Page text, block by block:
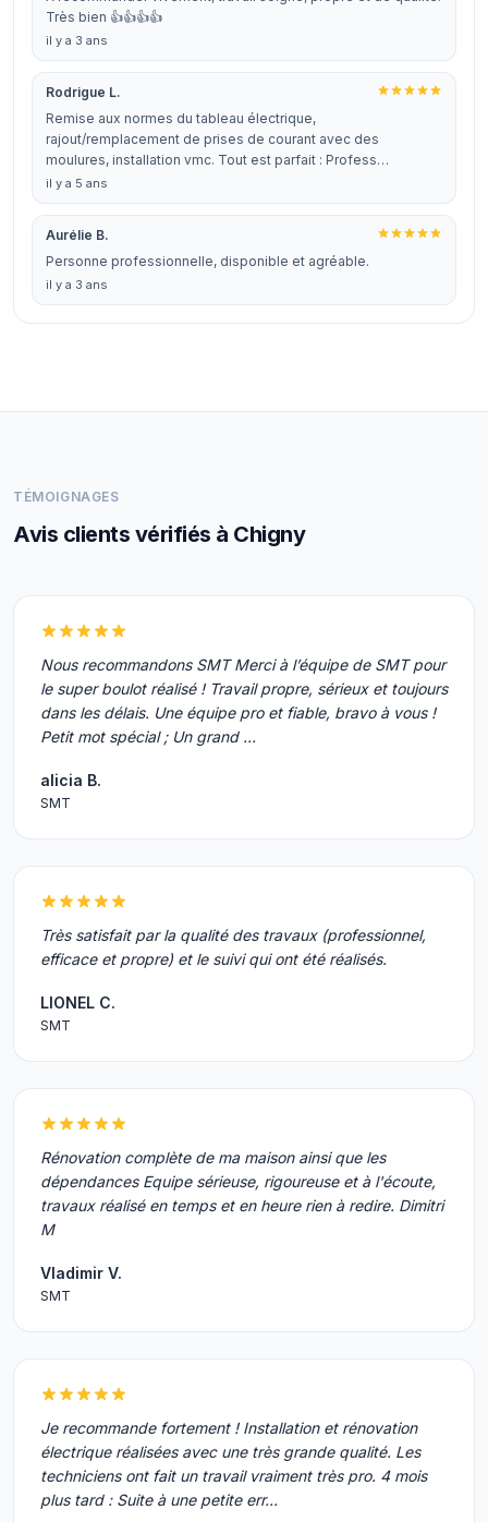
Très bien 👍👍👍👍
il y a 3 ans
Rodrigue L.
Remise aux normes du tableau électrique,
rajout/remplacement de prises de courant avec des
moulures, installation vmc. Tout est parfait : Profess…
il y a 5 ans
Aurélie B.
Personne professionnelle, disponible et agréable.
il y a 3 ans
TÉMOIGNAGES
Avis clients vérifiés à Chigny
Nous recommandons SMT Merci à l’équipe de SMT pour
le super boulot réalisé ! Travail propre, sérieux et toujours
dans les délais. Une équipe pro et fiable, bravo à vous !
Petit mot spécial ; Un grand …
alicia B.
SMT
Très satisfait par la qualité des travaux (professionnel,
efficace et propre) et le suivi qui ont été réalisés.
LIONEL C.
SMT
Rénovation complète de ma maison ainsi que les
dépendances Equipe sérieuse, rigoureuse et à l'écoute,
travaux réalisé en temps et en heure rien à redire. Dimitri
M
Vladimir V.
SMT
Je recommande fortement ! Installation et rénovation
électrique réalisées avec une très grande qualité. Les
techniciens ont fait un travail vraiment très pro. 4 mois
plus tard : Suite à une petite err…